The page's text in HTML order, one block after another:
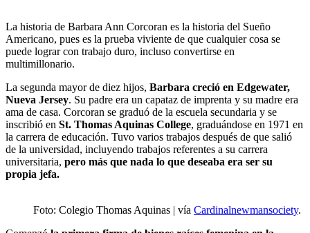
La historia de Barbara Ann Corcoran es la historia del Sueño
Americano, pues es la prueba viviente de que cualquier cosa se
puede lograr con trabajo duro, incluso convertirse en
multimillonario.
La segunda mayor de diez hijos, Barbara creció en Edgewater,
Nueva Jersey. Su padre era un capataz de imprenta y su madre era
ama de casa. Corcoran se graduó de la escuela secundaria y se
inscribió en St. Thomas Aquinas College, graduándose en 1971 en
la carrera de educación. Tuvo varios trabajos después de que salió
de la universidad, incluyendo trabajos referentes a su carrera
universitaria, pero más que nada lo que deseaba era ser su
propia jefa.
Foto: Colegio Thomas Aquinas | vía Cardinalnewmansociety.